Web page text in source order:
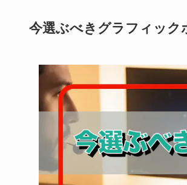
今選ぶべきグラフィック